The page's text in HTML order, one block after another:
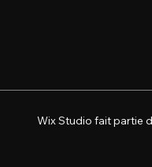
Wix Studio fait partie